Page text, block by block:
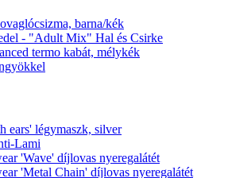
barna/kék
- "Adult Mix" Hal és Csirke
termo kabát, mélykék
ears' légymaszk, silver
Lami
'Wave' díjlovas nyeregalátét
'Metal Chain' díjlovas nyeregalátét